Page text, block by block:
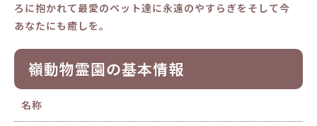
ろに抱かれて最愛のペット達に永遠のやすらぎをそして今
あなたにも癒しを。
嶺動物霊園の基本情報
名称